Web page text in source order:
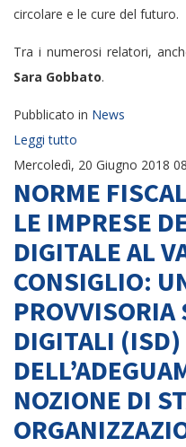
circolare e le cure del futuro.
Tra i numerosi relatori,
Sara Gobbato.
Pubblicato in News
Leggi tutto
Mercoledì, 20 Giugno 2018
NORME
LE IMPRESE
DIGITALE AL
CONSIGLIO:
PROVVISORIA
DIGITALI
NOZIONE DI